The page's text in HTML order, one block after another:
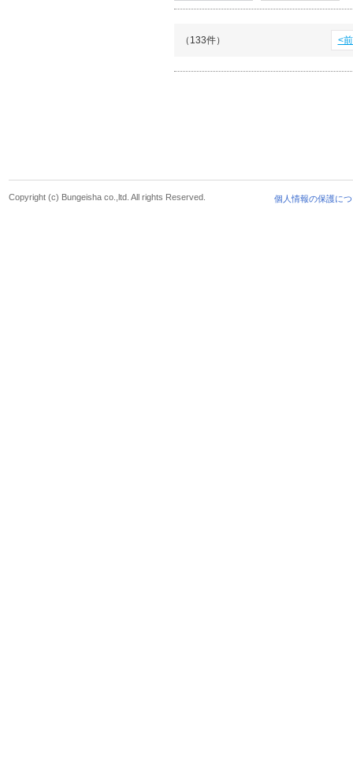
（133件） <
個人情報の保護に
Copyright (c) Bungeisha co.,ltd. All rights Reserved.